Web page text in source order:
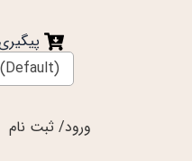
ورود/ ثبت نام